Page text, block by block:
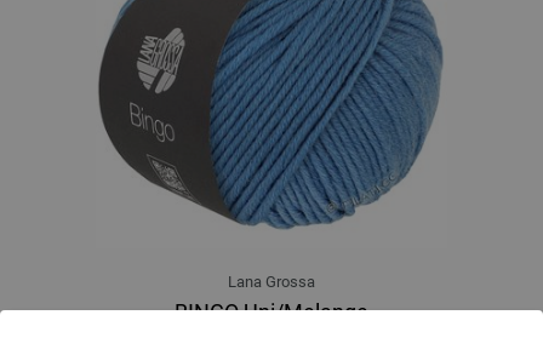
Lana Grossa
BINGO Uni/Melange